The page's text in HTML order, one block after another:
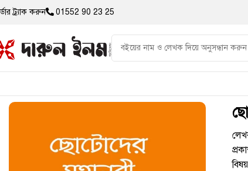
ট্র্যাক করুন 01552 90 23 25